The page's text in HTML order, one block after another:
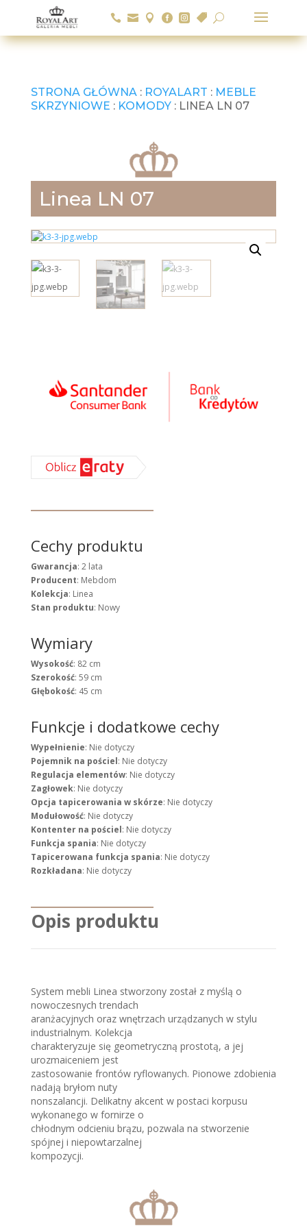
      U
STRONA GŁÓWNA: ROYALART : MEBLE
SKRZYNIOWE : KOMODY: LINEA LN 07
Linea LN 07
Cechy produktu
Gwarancja: 2 lata
Producent: Mebdom
Kolekcja: Linea
Stan produktu: Nowy
Wymiary
Wysokość: 82 cm
Szerokość: 59 cm
Głębokość: 45 cm
Funkcje i dodatkowe cechy
Wypełnienie: Nie dotyczy
Pojemnik na pościel: Nie dotyczy
Regulacja elementów: Nie dotyczy
Zagłowek: Nie dotyczy
Opcja tapicerowania w skórze: Nie dotyczy
Modułowość: Nie dotyczy
Kontenter na pościel: Nie dotyczy
Funkcja spania: Nie dotyczy
Tapicerowana funkcja spania: Nie dotyczy
Rozkładana: Nie dotyczy
Opis produktu
System mebli Linea stworzony został z myślą o
nowoczesnych trendach
aranżacyjnych oraz wnętrzach urządzanych w stylu
industrialnym. Kolekcja
charakteryzuje się geometryczną prostotą, a jej
urozmaiceniem jest
zastosowanie frontów ryflowanych. Pionowe zdobienia
nadają bryłom nuty
nonszalancji. Delikatny akcent w postaci korpusu
wykonanego w fornirze o
chłodnym odcieniu brązu, pozwala na stworzenie
spójnej i niepowtarzalnej
kompozycji.